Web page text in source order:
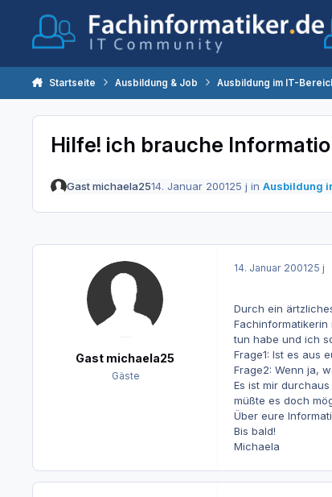
Startseite Ausbildung & Job Ausbildung im IT-
Hilfe! ich brauche
Gast michaela2514. Januar 200125 j in Ausbildung
Gast michaela25
Gäste
14. Januar 200125 j
Durch ein
tun habe und ich
Frage1: Ist es aus
Frage2: Wenn ja,
Es ist mir
müßte es doch
Über eure
Bis bald!
Michaela